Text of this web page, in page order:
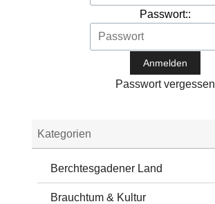
Passwort::
Passwort vergessen
Kategorien
Berchtesgadener Land
Brauchtum & Kultur